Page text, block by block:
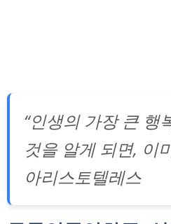
“인생의 가장 큰 행
것을 알게 되면, 이
아리스토텔레스